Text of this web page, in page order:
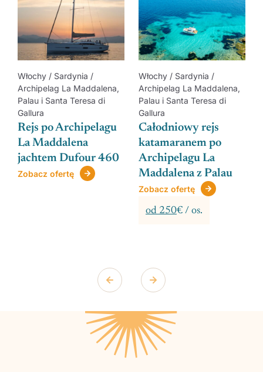
Włochy / Sardynia /
Archipelag La Maddalena,
Palau i Santa Teresa di
Gallura
Rejs po Archipelagu
La Maddalena
jachtem Dufour 460
Zobacz ofertę
Włochy / Sardynia /
Archipelag La Maddalena,
Palau i Santa Teresa di
Gallura
Całodniowy rejs
katamaranem po
Archipelagu La
Maddalena z Palau
Zobacz ofertę
od 250€ / os.